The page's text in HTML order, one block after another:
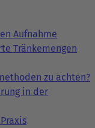
Aufnahme
Tränkemengen
zu achten?
in der